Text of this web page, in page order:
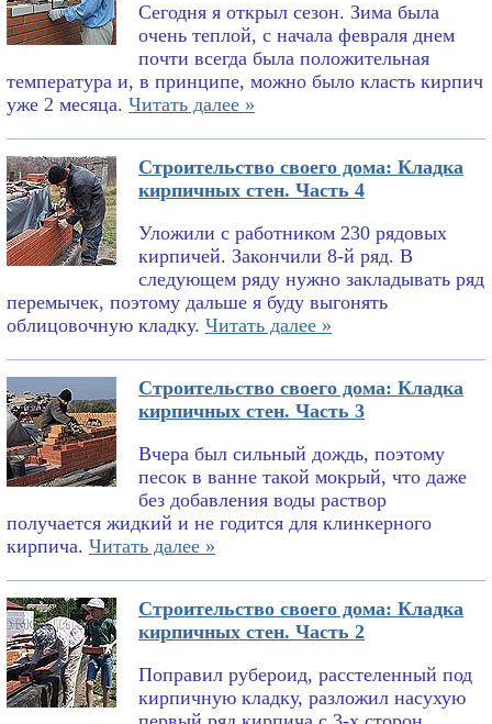
Сегодня я открыл сезон. Зима была
очень теплой, с начала февраля днем
почти всегда была положительная
температура и, в принципе, можно было класть кирпич
уже 2 месяца. Читать далее »
Строительство своего дома: Кладка
кирпичных стен. Часть 4
Уложили с работником 230 рядовых
кирпичей. Закончили 8-й ряд. В
следующем ряду нужно закладывать ряд
перемычек, поэтому дальше я буду выгонять
облицовочную кладку. Читать далее »
Строительство своего дома: Кладка
кирпичных стен. Часть 3
Вчера был сильный дождь, поэтому
песок в ванне такой мокрый, что даже
без добавления воды раствор
получается жидкий и не годится для клинкерного
кирпича. Читать далее »
Строительство своего дома: Кладка
кирпичных стен. Часть 2
Поправил рубероид, расстеленный под
кирпичную кладку, разложил насухую